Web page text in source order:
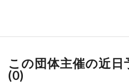
この団体主催の近日
(0)